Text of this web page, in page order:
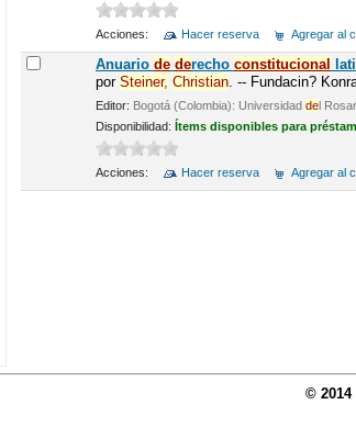
Acciones: Hacer reserva Agregar al
Anuario de derecho constitucional
por Steiner, Christian. -- Fundacin?
Editor: Bogotá (Colombia): Universidad del
Disponibilidad: Ítems disponibles para
Acciones: Hacer reserva Agregar al
© 2014